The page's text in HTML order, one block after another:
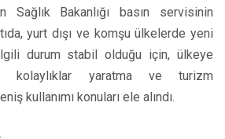
Sağlık Bakanlığı basın servisinin
yurt dışı ve komşu ülkelerde yeni
durum stabil olduğu için, ülkeye
kolaylıklar yaratma ve turizm
kullanımı konuları ele alındı.